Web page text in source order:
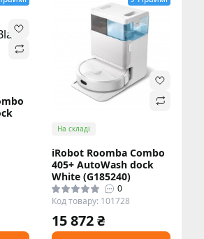
На складі
iRobot Roomba Combo
405+ AutoWash dock
White (G185240)
0
Код товару: 101728
15 872 ₴